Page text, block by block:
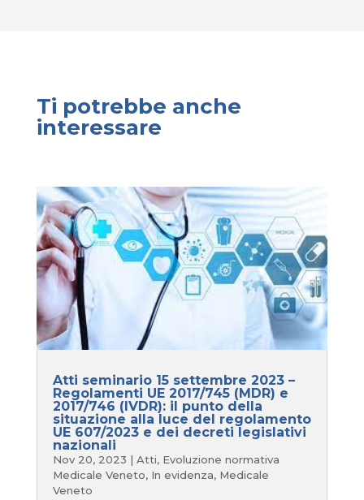
Ti potrebbe anche
interessare
Atti seminario 15 settembre 2023 –
Regolamenti UE 2017/745 (MDR) e
2017/746 (IVDR): il punto della
situazione alla luce del regolamento
UE 607/2023 e dei decreti legislativi
nazionali
Nov 20, 2023 | Atti, Evoluzione normativa
Medicale Veneto, In evidenza, Medicale
Veneto